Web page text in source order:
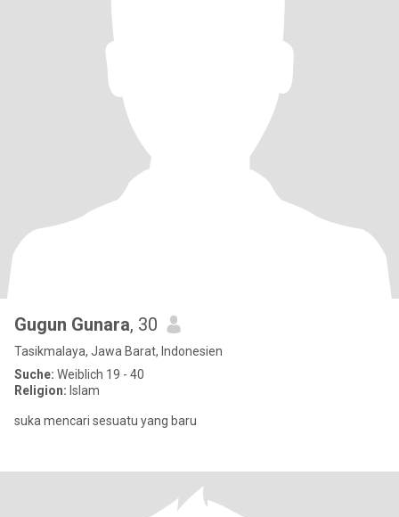
Gugun Gunara, 30
Tasikmalaya, Jawa Barat, Indonesien
Suche: Weiblich 19 - 40
Religion: Islam
suka mencari sesuatu yang baru